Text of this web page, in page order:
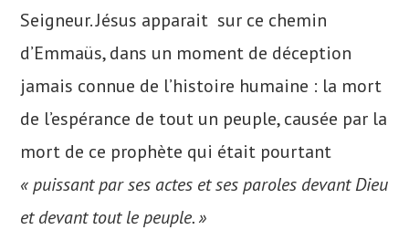
Seigneur. Jésus apparait sur ce chemin
d’Emmaüs, dans un moment de déception
jamais connue de l’histoire humaine : la mort
de l’espérance de tout un peuple, causée par la
mort de ce prophète qui était pourtant
« puissant par ses actes et ses paroles devant Dieu
et devant tout le peuple. »